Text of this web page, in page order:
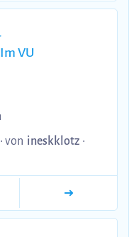
VU
von ineskklotz •